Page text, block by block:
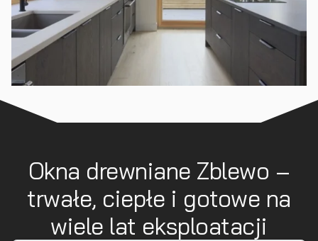
Okna drewniane Zblewo –
trwałe, ciepłe i gotowe na
wiele lat eksploatacji